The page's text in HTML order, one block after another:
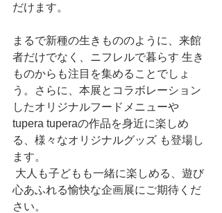
だけます。
まるで新種の生きもののように、来館
者だけでなく、ニフレルで暮らす 生き
ものからも注目を集めることでしょ
う。さらに、本展とコラボレーション
したオリジナルフードメニューや
tupera tuperaの作品を身近に楽しめ
る、様々なオリジナルグッズ も登場し
ます。
心あふれる愉快な企画展にご期待くだ
さい。